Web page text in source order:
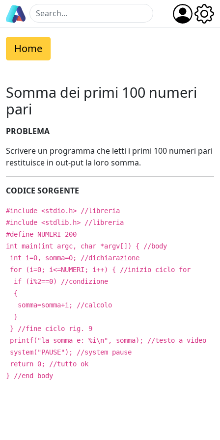
Home
Somma dei primi 100 numeri
pari
PROBLEMA
Scrivere un programma che letti i primi 100 numeri pari
restituisce in out-put la loro somma.
CODICE SORGENTE
#include <stdio.h> //libreria
#include <stdlib.h> //libreria
#define NUMERI 200
int main(int argc, char *argv[]) { //body
int i=0, somma=0; //dichiarazione
for (i=0; i<=NUMERI; i++) { //inizio ciclo for
if (i%2==0) //condizione
{
somma=somma+i; //calcolo
}
} //fine ciclo rig. 9
printf("la somma e: %i\n", somma); //testo a video
system("PAUSE"); //system pause
return 0; //tutto ok
} //end body